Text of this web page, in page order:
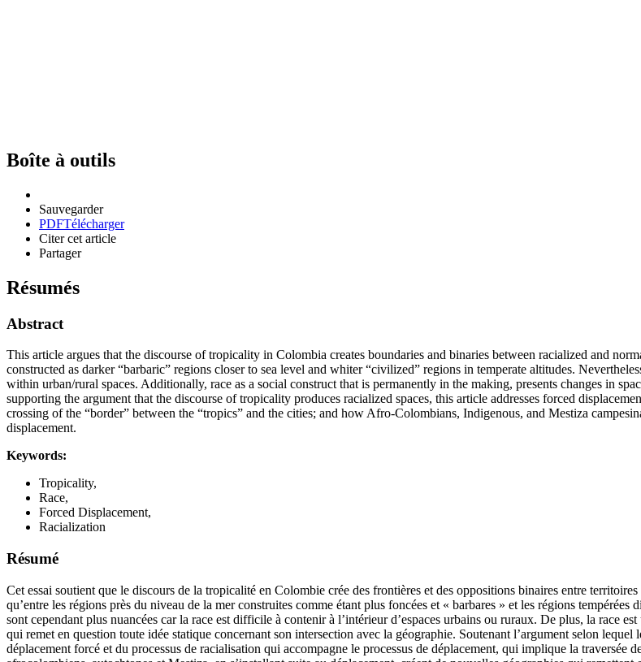
Boîte à outils
Sauvegarder
PDFTélécharger
Citer cet article
Partager
Résumés
Abstract
This article argues that the discourse of tropicality in Colombia creates boundaries and binaries between racialized and
constructed as darker “barbaric” regions closer to sea level and whiter “civilized” regions in temperate altitudes.
within urban/rural spaces. Additionally, race as a social construct that is permanently in the making, presents changes in
supporting the argument that the discourse of tropicality produces racialized spaces, this article addresses forced
crossing of the “border” between the “tropics” and the cities; and how Afro-Colombians, Indigenous, and Mestiza
displacement.
Keywords:
Tropicality,
Race,
Forced Displacement,
Racialization
Résumé
Cet essai soutient que le discours de la tropicalité en Colombie crée des frontières et des oppositions binaires entre
qu’entre les régions près du niveau de la mer construites comme étant plus foncées et « barbares » et les régions
sont cependant plus nuancées car la race est difficile à contenir à l’intérieur d’espaces urbains ou ruraux. De plus, la race
qui remet en question toute idée statique concernant son intersection avec la géographie. Soutenant l’argument selon
déplacement forcé et du processus de racialisation qui accompagne le processus de déplacement, qui implique la traversée